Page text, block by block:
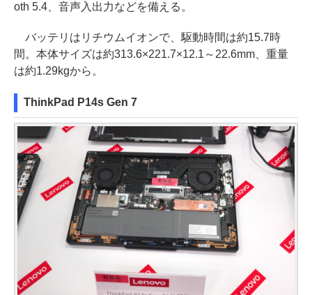
oth 5.4、音声入出力などを備える。
バッテリはリチウムイオンで、駆動時間は約15.7時
間。本体サイズは約313.6×221.7×12.1～22.6mm、重量
は約1.29kgから。
ThinkPad P14s Gen 7